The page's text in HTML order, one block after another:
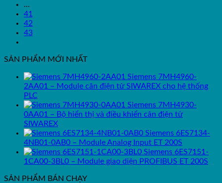
…
41
42
43
SẢN PHẨM MỚI NHẤT
Siemens 7MH4960-
2AA01 – Module cân điện tử SIWAREX cho hệ thống
PLC
Siemens 7MH4930-
0AA01 – Bộ hiển thị và điều khiển cân điện tử
SIWAREX
Siemens 6ES7134-
4NB01-0AB0 – Module Analog Input ET 200S
Siemens 6ES7151-
1CA00-3BL0 – Module giao diện PROFIBUS ET 200S
SẢN PHẨM BÁN CHẠY